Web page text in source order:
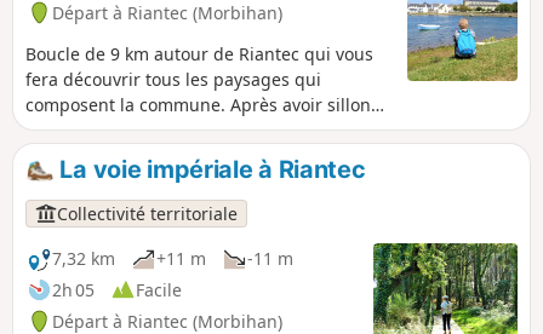
faune.
Départ à Riantec (Morbihan)
Boucle de 9 km autour de Riantec qui vous
fera découvrir tous les paysages qui
composent la commune. Après avoir sillonné
le bourg, laissez-vous guider jusqu'à la
petite mer de Gâvres. Attardez-vous autour
du château de Kerdurant et du moulin à
marée de Stervins. Ouvrez les yeux à
l'approche du marais du Dreff, vous aurez
peut être la chance d’apercevoir les
passereaux et autres habitants des
roselières.
La voie impériale à Riantec
Collectivité territoriale
7,32 km
+11 m
-11 m
2h 05
Facile
Départ à Riantec (Morbihan)